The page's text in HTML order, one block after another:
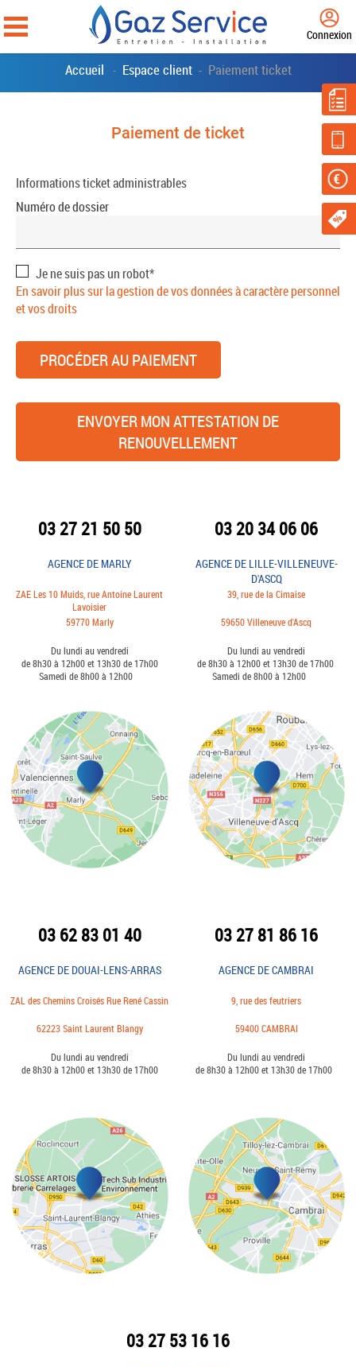
Connexion
Accueil - Espace client - Paiement ticket
Paiement de ticket
Informations ticket administrables
Numéro de dossier
Je ne suis pas un robot*
En savoir plus sur la gestion de vos données à caractère personnel
et vos droits
PROCÉDER AU PAIEMENT
ENVOYER MON ATTESTATION DE
RENOUVELLEMENT
03 27 21 50 50
AGENCE DE MARLY
ZAE Les 10 Muids, rue Antoine Laurent
Lavoisier
59770 Marly
Du lundi au vendredi
de 8h30 à 12h00 et 13h30 de 17h00
Samedi de 8h00 à 12h00
03 20 34 06 06
AGENCE DE LILLE-VILLENEUVE-
D'ASCQ
39, rue de la Cimaise
59650 Villeneuve d'Ascq
Du lundi au vendredi
de 8h30 à 12h00 et 13h30 de 17h00
Samedi de 8h00 à 12h00
03 62 83 01 40
AGENCE DE DOUAI-LENS-ARRAS
ZAL des Chemins Croisés Rue René Cassin
62223 Saint Laurent Blangy
Du lundi au vendredi
de 8h30 à 12h00 et 13h30 de 17h00
03 27 81 86 16
AGENCE DE CAMBRAI
9, rue des feutriers
59400 CAMBRAI
Du lundi au vendredi
de 8h30 à 12h00 et 13h30 de 17h00
03 27 53 16 16